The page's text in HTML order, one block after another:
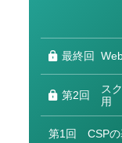
リ
最終回
第2回
ス
用
第1回 CSP